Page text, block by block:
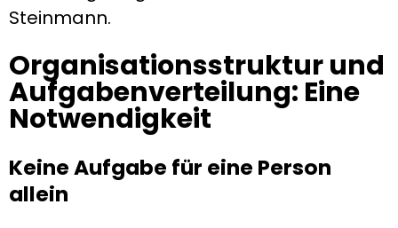
Steinmann.
Organisationsstruktur und
Aufgabenverteilung: Eine
Notwendigkeit
Keine Aufgabe für eine Person
allein